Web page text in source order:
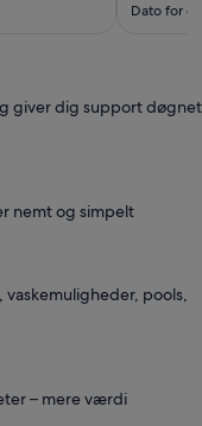
Dato for
giver dig support døgnet
nemt og simpelt
pools,
– mere værdi